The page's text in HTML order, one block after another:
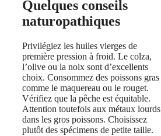
Quelques conseils
naturopathiques
Privilégiez les huiles vierges de
première pression à froid. Le colza,
l’olive ou la noix sont d’excellents
choix. Consommez des poissons gras
comme le maquereau ou le rouget.
Vérifiez que la pêche est équitable.
Attention toutefois aux métaux lourds
dans les gros poissons. Choisissez
plutôt des spécimens de petite taille.